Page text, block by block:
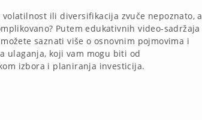
volatilnost ili diversifikacija zvuče nepoznato, a
Putem edukativnih video-sadržaja
saznati više o osnovnim pojmovima i
ulaganja, koji vam mogu biti od
izbora i planiranja investicija.